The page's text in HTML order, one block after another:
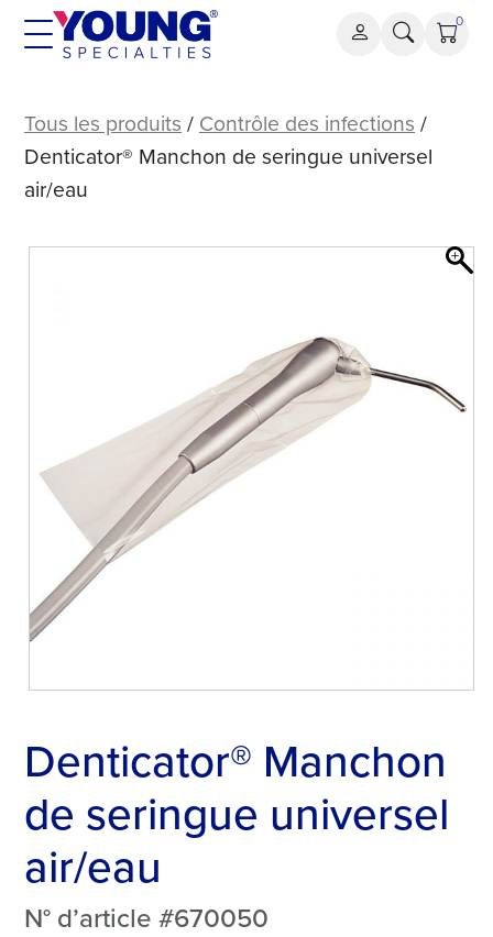
Aller
0
Manchon
de
seringue
air/eau
Tous les produits / Contrôle des infections /
Denticator® Manchon de seringue universel
air/eau
Denticator® Manchon
de seringue universel
air/eau
N° d’article #670050